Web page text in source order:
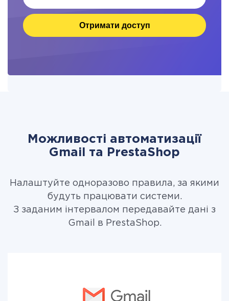
Отримати доступ
Можливості автоматизації
Gmail та PrestaShop
Налаштуйте одноразово правила, за якими
будуть працювати системи.
З заданим інтервалом передавайте дані з
Gmail в PrestaShop.